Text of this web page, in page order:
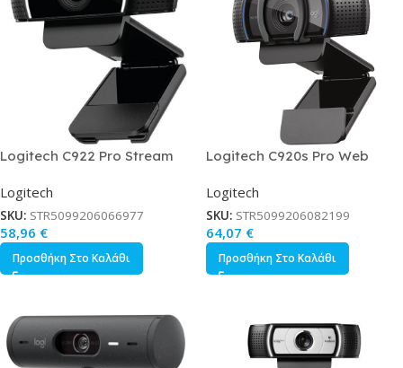
Logitech C922 Pro Stream
με Autofocus
Logitech
SKU: STR5099206066977
58,96 €
Προσθήκη Στο Καλάθι
Logitech C920s Pro Web
Autofocus
Logitech
SKU: STR5099206082199
64,07 €
Προσθήκη Στο Καλάθι